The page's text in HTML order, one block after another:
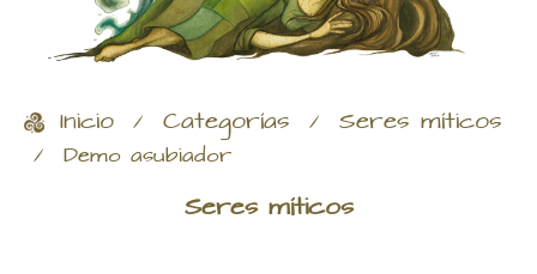
Inicio / Categorías / Seres míticos
/ Demo asubiador
Seres míticos